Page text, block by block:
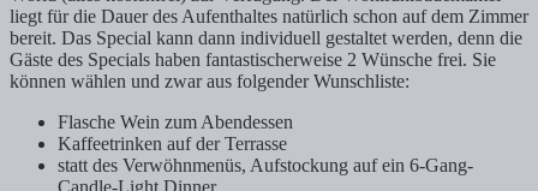
liegt für die Dauer des Aufenthaltes natürlich schon auf dem Zimmer
bereit. Das Special kann dann individuell gestaltet werden, denn die
Gäste des Specials haben fantastischerweise 2 Wünsche frei. Sie
können wählen und zwar aus folgender Wunschliste:
Flasche Wein zum Abendessen
Kaffeetrinken auf der Terrasse
statt des Verwöhnmenüs, Aufstockung auf ein 6-Gang-